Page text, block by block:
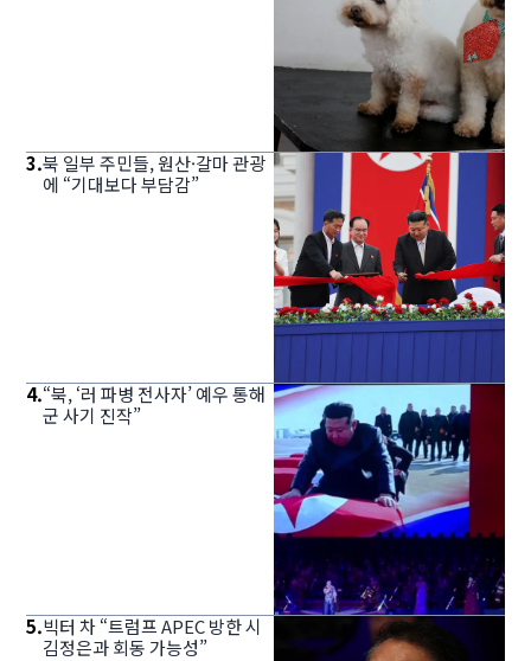
3.북 일부 주민들, 원산·갈마 관광
에 “기대보다 부담감”
4.“북, ‘러 파병 전사자’ 예우 통해
군 사기 진작”
5.빅터 차 “트럼프 APEC 방한 시
김정은과 회동 가능성”